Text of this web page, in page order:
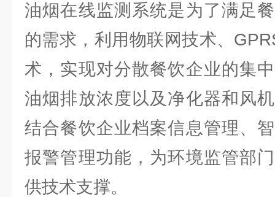
油烟在线监测系统是为了满足
的需求，利用物联网技术、
术，实现对分散餐饮企业的集
油烟排放浓度以及净化器和风
结合餐饮企业档案信息管理、
报警管理功能，为环境监管部
供技术支撑。